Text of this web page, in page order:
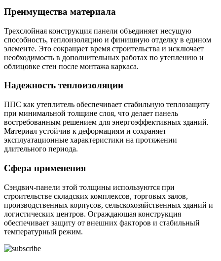
Преимущества материала
Трехслойная конструкция панели объединяет несущую
способность, теплоизоляцию и финишную отделку в едином
элементе. Это сокращает время строительства и исключает
необходимость в дополнительных работах по утеплению и
облицовке стен после монтажа каркаса.
Надежность теплоизоляции
ППС как утеплитель обеспечивает стабильную теплозащиту
при минимальной толщине слоя, что делает панель
востребованным решением для энергоэффективных зданий.
Материал устойчив к деформациям и сохраняет
эксплуатационные характеристики на протяжении
длительного периода.
Сфера применения
Сэндвич-панели этой толщины используются при
строительстве складских комплексов, торговых залов,
производственных корпусов, сельскохозяйственных зданий и
логистических центров. Ограждающая конструкция
обеспечивает защиту от внешних факторов и стабильный
температурный режим.